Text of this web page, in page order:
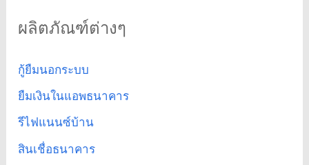
ผลิตภัณฑ์ต่างๆ
กู้ยืมนอกระบบ
ยืมเงินในแอพธนาคาร
รีไฟแนนซ์บ้าน
สินเชื่อธนาคาร